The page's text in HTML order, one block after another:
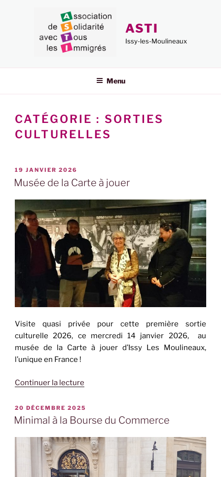
ASTI
Issy-les-Moulineaux
Menu
CATÉGORIE : SORTIES
CULTURELLES
PUBLIÉ
LE
19 JANVIER 2026
Musée de la Carte à jouer
Visite quasi privée pour cette première sortie
culturelle 2026, ce mercredi 14 janvier 2026, au
musée de la Carte à jouer d’Issy Les Moulineaux,
l’unique en France !
Continuer la lecture
de
la
à
jouer »
PUBLIÉ
LE
20 DÉCEMBRE 2025
Minimal à la Bourse du Commerce